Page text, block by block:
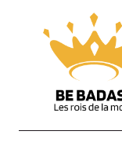
content